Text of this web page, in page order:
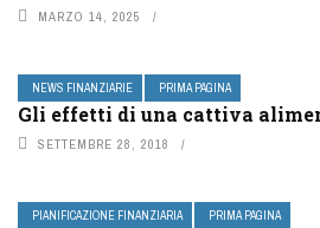
MARZO 14, 2025
NEWS FINANZIARIE PRIMA PAGINA
Gli effetti di una cattiva
SETTEMBRE 28, 2018
PIANIFICAZIONE FINANZIARIA PRIMA PAGINA